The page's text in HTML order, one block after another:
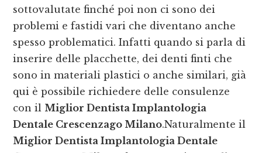
sottovalutate finché poi non ci sono dei
problemi e fastidi vari che diventano anche
spesso problematici. Infatti quando si parla di
inserire delle placchette, dei denti finti che
sono in materiali plastici o anche similari, già
qui è possibile richiedere delle consulenze
con il Miglior Dentista Implantologia
Dentale Crescenzago Milano.Naturalmente il
Miglior Dentista Implantologia Dentale